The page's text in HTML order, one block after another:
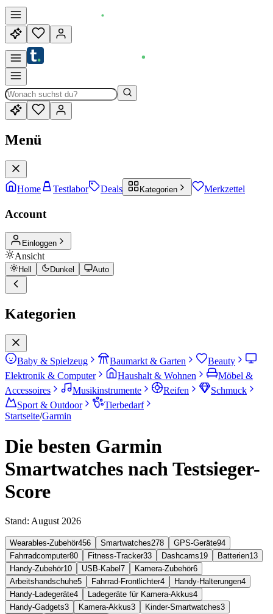
Menü
Home Testlabor Deals Kategorien Merkzettel
Account
Einloggen
Ansicht
Hell Dunkel Auto
Kategorien
Baby & Spielzeug Baumarkt & Garten
Beauty
Elektronik & Computer
Haushalt & Wohnen
Möbel &
Accessoires
Musikinstrumente Reifen
Schmuck
Sport & Outdoor
Tierbedarf
Startseite/Garmin
Die besten Garmin
Smartwatches nach Testsieger-
Score
Stand: August 2026
Wearables-Zubehör456 Smartwatches278 GPS-Geräte94
Fahrradcomputer80 Fitness-Tracker33 Dashcams19 Batterien13
Handy-Zubehör10 USB-Kabel 7 Kamera-Zubehör6
Arbeitshandschuhe5 Fahrrad-Frontlichter4 Handy-Halterungen4
Handy-Ladegeräte4 Ladegeräte für Kamera-Akkus4
Handy-Gadgets3 Kamera-Akkus3 Kinder-Smartwatches3